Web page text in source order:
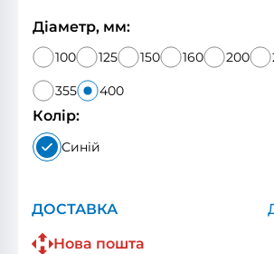
Діаметр, мм:
100 125 150 160 200
355 400
Колір:
Синій
ДОСТАВКА
Нова пошта